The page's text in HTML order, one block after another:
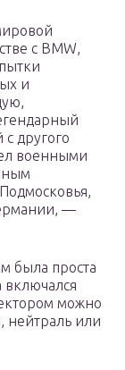
с BMW,
и
другого
военными
—
была проста
можно
или